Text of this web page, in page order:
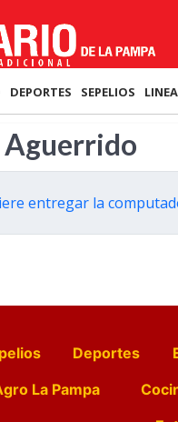
DEPORTES SEPELIOS
Aguerrido
entregar la
Deportes
La Pampa